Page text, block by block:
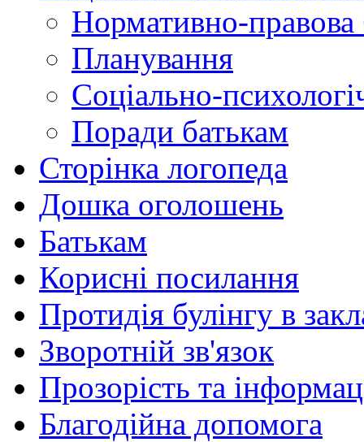
Нормативно-правова
Планування
Соціально-
Поради батькам
Сторінка логопеда
Дошка оголошень
Батькам
Корисні посилання
Протидія булінгу в
Зворотній зв'язок
Прозорість та
Благодійна допомога